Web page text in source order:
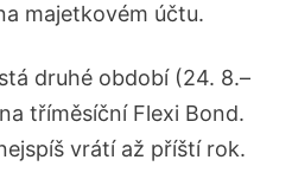
majetkovém účtu.
druhé období (24. 8.–
tříměsíční Flexi Bond.
vrátí až příští rok.